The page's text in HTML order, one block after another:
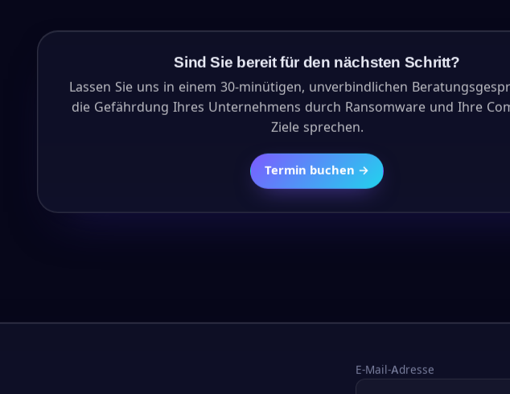
Sind Sie bereit für den nächsten Schritt?
Lassen Sie uns in einem 30-minütigen, unverbindlichen
die Gefährdung Ihres Unternehmens durch Ransomware und Ihre
Ziele sprechen.
Termin buchen →
E-Mail-Adresse